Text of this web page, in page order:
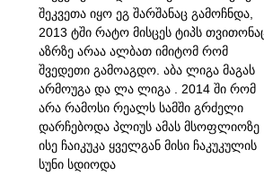
შეკვეთა იყო ეგ შარშანაც გამოჩნდა,
2013 ტში რატო მისცეს ტიპს
აზრზე არაა ალბათ იმიტომ რომ
შვედეთი გამოაგდო. აბა ლიგა მაგას
არმოუგა და ლა ლიგა . 2014 ში რომ
არა რამოსი რეალს სამში გრძელი
დარჩებოდა პლიუს ამას მსოფლიოზე
ისე ჩაიკუკა ყველგან მისი ჩაკუკულის
სუნი სდიოდა